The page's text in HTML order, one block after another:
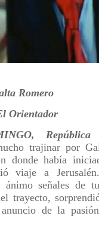
Romero
Orientador
República
trajinar por
donde había
viaje a
ánimo señales de
trayecto,
de la